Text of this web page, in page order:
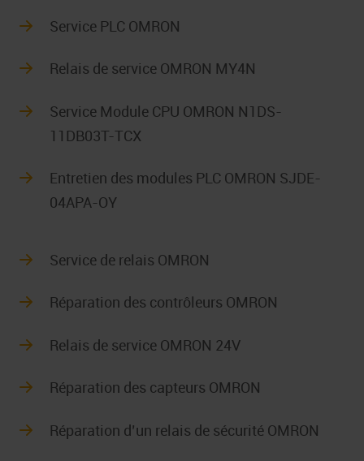
Service PLC OMRON
Relais de service OMRON MY4N
Service Module CPU OMRON N1DS-
11DB03T-TCX
Entretien des modules PLC OMRON SJDE-
04APA-OY
Service de relais OMRON
Réparation des contrôleurs OMRON
Relais de service OMRON 24V
Réparation des capteurs OMRON
Réparation d’un relais de sécurité OMRON